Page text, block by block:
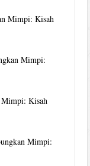
Mimpi: Kisah
Mimpi:
Kisah
Mimpi: